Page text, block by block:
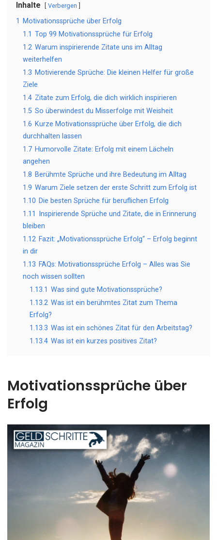
Inhalte Verbergen
1
Motivationssprüche über Erfolg
1.1 Top 99 Motivationssprüche für Erfolg
1.2 Warum inspirierende Zitate uns im Alltag
weiterhelfen
1.3 Motivierende Sprüche: Die kleinen Helfer für große
Ziele
1.4 Zitate zum Erfolg, die dich wirklich inspirieren
1.5 So überwindest du Misserfolge mit Weisheit
1.6 Kurze Motivationssprüche über Erfolg, die dich
durchhalten lassen
1.7 Humorvolle Zitate: Erfolg mit einem Lächeln
angehen
1.8 Berühmte Sprüche und ihre Bedeutung im Alltag
1.9 Warum Ziele setzen der erste Schritt zum Erfolg ist
1.10 Die besten Sprüche für beruflichen Erfolg
1.11
Inspirierende Sprüche und Zitate, die in Erinnerung
bleiben
1.12 Fazit: „Motivationssprüche Erfolg“ – Erfolg beginnt
in dir
1.13 FAQs: Motivationssprüche Erfolg – Alles was Sie
noch wissen sollten
1.13.1 Was sind gute Motivationssprüche?
1.13.2 Was ist ein berühmtes Zitat zum Thema
Erfolg?
1.13.3 Was ist ein schönes Zitat für den Arbeitstag?
1.13.4 Was ist ein kurzes positives Zitat?
Motivationssprüche über
Erfolg